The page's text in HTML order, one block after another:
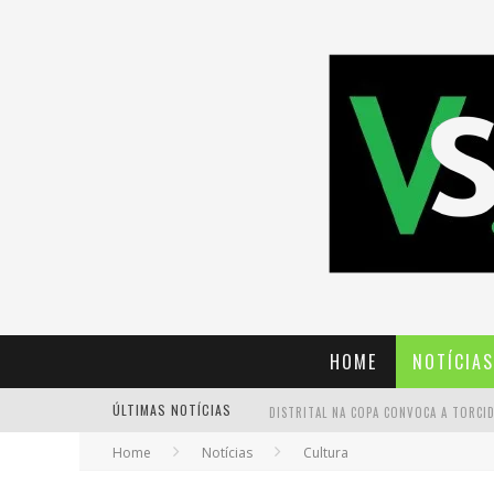
HOME NOTÍCIAS
ÚLTIMAS NOTÍCIAS
Home Notícias Cultura